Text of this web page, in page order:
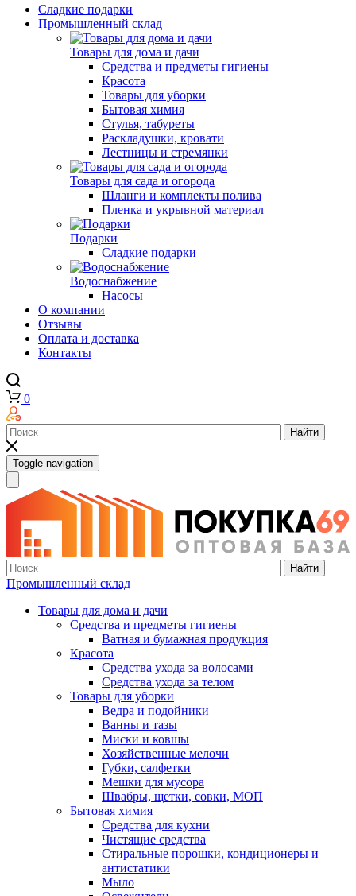
Сладкие подарки
Промышленный склад
Товары для дома и дачи
Средства и предметы гигиены
Красота
Товары для уборки
Бытовая химия
Стулья, табуреты
Раскладушки, кровати
Лестницы и стремянки
Товары для сада и огорода
Шланги и комплекты полива
Пленка и укрывной материал
Подарки
Cладкие подарки
Водоснабжение
Насосы
О компании
Отзывы
Оплата и доставка
Контакты
0
Найти
Toggle navigation
Найти
Промышленный склад
Товары для дома и дачи
Средства и предметы гигиены
Ватная и бумажная продукция
Красота
Средства ухода за волосами
Средства ухода за телом
Товары для уборки
Ведра и подойники
Ванны и тазы
Миски и ковшы
Хозяйственные мелочи
Губки, салфетки
Мешки для мусора
Швабры, щетки, совки, МОП
Бытовая химия
Средства для кухни
Чистящие средства
Стиральные порошки, кондиционеры и
антистатики
Мыло